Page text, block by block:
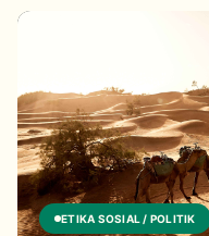
ETIKA SOSIAL / POLITIK